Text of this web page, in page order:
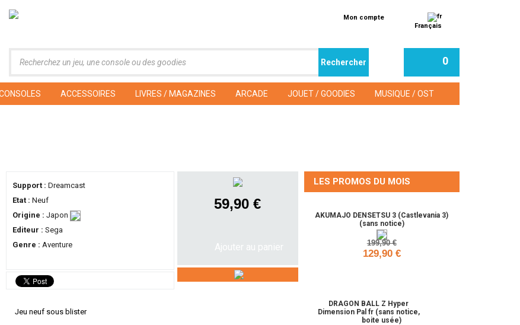
Mon compte
Français
0
ACCESSOIRES LIVRES / MAGAZINES ARCADE JOUET / GOODIES MUSIQUE / OST
Support : Dreamcast
Etat : Neuf
Origine : Japon
Editeur : Sega
Genre : Aventure
59,90 €
Jeu neuf sous blister
LES PROMOS DU MOIS
AKUMAJO DENSETSU 3 (Castlevania 3)
(sans notice)
199,90 €
129,90 €
DRAGON BALL Z Hyper
Dimension Pal fr (sans notice,
boite usée)